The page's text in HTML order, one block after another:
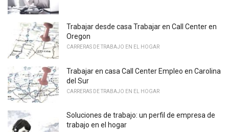
Trabajar desde casa Trabajar en Call Center en
Oregon
CARRERAS DE TRABAJO EN EL HOGAR
Trabajar en casa Call Center Empleo en Carolina
del Sur
CARRERAS DE TRABAJO EN EL HOGAR
Soluciones de trabajo: un perfil de empresa de
trabajo en el hogar